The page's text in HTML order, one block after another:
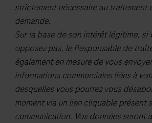
strictement nécessaire au traitement
demande.
Sur la base de son intérêt légitime, si
opposez pas, le Responsable de
également en mesure de vous
informations commerciales liées à
desquelles vous pourrez vous
moment via un lien cliquable présent
communication. Vos données seront